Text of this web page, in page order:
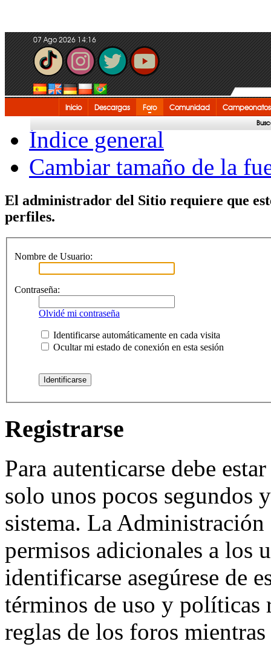
07 Ago 2026 14:16
Inicio Descargas Foro Comunidad Campeonatos
Índice general
Cambiar tamaño de la
El administrador del Sitio requiere que
perfiles.
Nombre de Usuario:
Contraseña:
Olvidé mi contraseña
Identificarse automáticamente en cada visita
Ocultar mi estado de conexión en esta sesión
Registrarse
Para autenticarse debe
solo unos pocos segundos
sistema. La
permisos adicionales a los
identificarse asegúrese de
términos de uso y políticas
reglas de los foros